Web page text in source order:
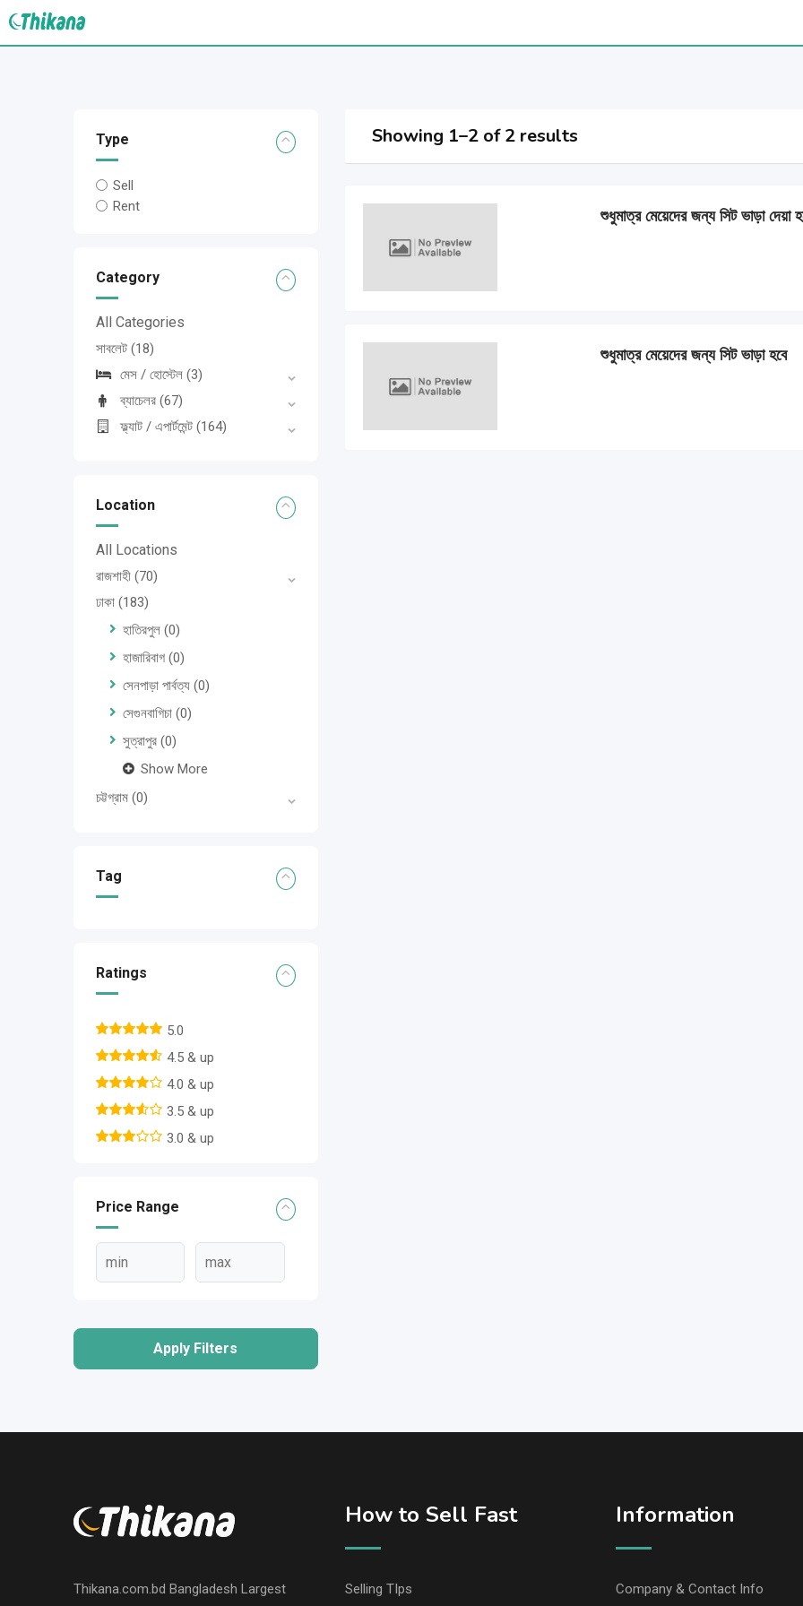
Skip
Type
Sell
Rent
Category
All Categories
সাবলেট (18)
মেস / হোস্টেল (3)
ব্যাচেলর (67)
ফ্ল্যাট / এপার্টমেন্ট (164)
Location
All Locations
রাজশাহী (70)
ঢাকা (183)
হাতিরপুল (0)
হাজারিবাগ (0)
সেনপাড়া পার্বত্য (0)
সেগুনবাগিচা (0)
সুত্রাপুর (0)
Show More
চট্টগ্রাম (0)
Tag
Ratings
5.0
4.5 & up
4.0 & up
3.5 & up
3.0 & up
Price Range
Apply Filters
Showing 1–2 of 2 results
শুধুমাত্র মেয়েদের জন্য সিট ভাড়া দেয়া
শুধুমাত্র মেয়েদের জন্য সিট ভাড়া হবে
Thikana.com.bd Bangladesh Largest
How to Sell Fast
Selling TIps
Information
Company & Contact Info